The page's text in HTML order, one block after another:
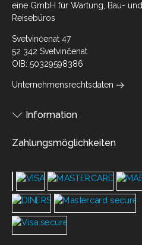
eine GmbH für Wartung, Bau- und
Reisebüros
Svetvinčenat 47
52 342 Svetvinčenat
OIB: 50329598386
Unternehmensrechtsdaten
Information
Zahlungsmöglichkeiten